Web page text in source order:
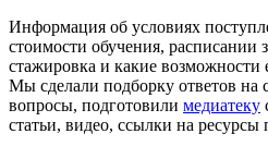
Информация об условиях
стоимости обучения, расписании
стажировка и какие возможности
Мы сделали подборку ответов на
вопросы, подготовили медиатеку
статьи, видео, ссылки на ресурсы